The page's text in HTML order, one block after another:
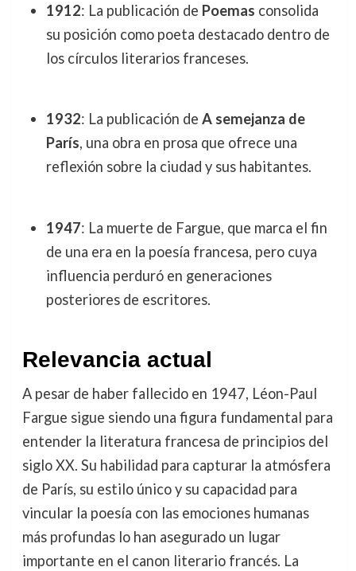
1912: La publicación de Poemas consolida
su posición como poeta destacado dentro de
los círculos literarios franceses.
1932: La publicación de A semejanza de
París, una obra en prosa que ofrece una
reflexión sobre la ciudad y sus habitantes.
1947: La muerte de Fargue, que marca el fin
de una era en la poesía francesa, pero cuya
influencia perduró en generaciones
posteriores de escritores.
Relevancia actual
A pesar de haber fallecido en 1947, Léon-Paul
Fargue sigue siendo una figura fundamental para
entender la literatura francesa de principios del
siglo XX. Su habilidad para capturar la atmósfera
de París, su estilo único y su capacidad para
vincular la poesía con las emociones humanas
más profundas lo han asegurado un lugar
importante en el canon literario francés. La